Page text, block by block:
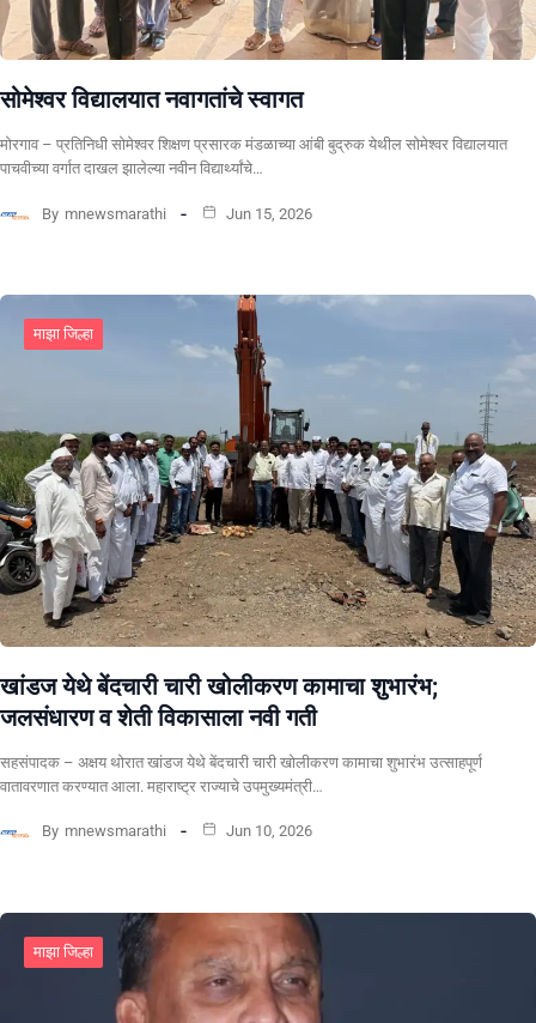
सोमेश्वर विद्यालयात नवागतांचे स्वागत
मोरगाव – प्रतिनिधी सोमेश्वर शिक्षण प्रसारक मंडळाच्या आंबी बुद्रुक येथील सोमेश्वर विद्यालयात
पाचवीच्या वर्गात दाखल झालेल्या नवीन विद्यार्थ्यांचे…
By mnewsmarathi Jun 15, 2026
माझा जिल्हा
खांडज येथे बेंदचारी चारी खोलीकरण कामाचा शुभारंभ;
जलसंधारण व शेती विकासाला नवी गती
सहसंपादक – अक्षय थोरात खांडज येथे बेंदचारी चारी खोलीकरण कामाचा शुभारंभ उत्साहपूर्ण
वातावरणात करण्यात आला. महाराष्ट्र राज्याचे उपमुख्यमंत्री…
By mnewsmarathi Jun 10, 2026
माझा जिल्हा